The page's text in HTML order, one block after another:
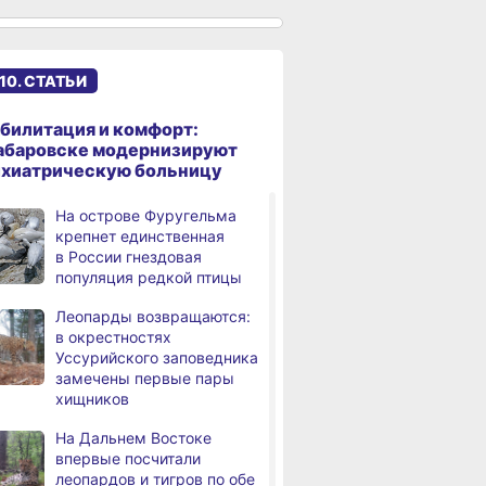
в Хабаровском крае
в Хабаровском крае
В Хабаровском крае
высокотехнологичную
помощь получили более
Уровень Амура
у Хабаровска достиг 423
см, вода продолжает
В администрации
Хабаровска обсудили
использование средств
туристического налога
За сутки в Хабаровском
СТАТЬИ
и комфорт:
модернизируют
больницу
На острове Фуругельма
крепнет единственная
в России гнездовая
популяция редкой птицы
Леопарды возвращаются:
в окрестностях
Уссурийского заповедника
замечены первые пары
хищников
На Дальнем Востоке
впервые посчитали
леопардов и тигров по обе